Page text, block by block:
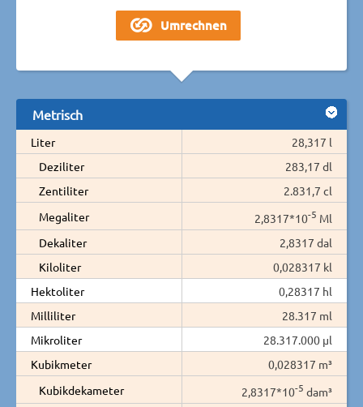
Metrisch
Liter
28,317 l
Deziliter
283,17 dl
Zentiliter
2.831,7 cl
Megaliter
2,8317*10-5 Ml
Dekaliter
2,8317 dal
Kiloliter
0,028317 kl
Hektoliter
0,28317 hl
Milliliter
28.317 ml
Mikroliter
28.317.000 µl
Kubikmeter
0,028317 m³
Kubikdekameter
2,8317*10-5 dam³